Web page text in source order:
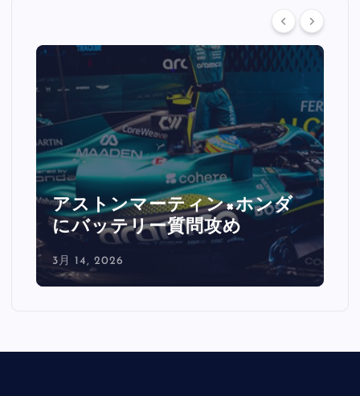
アストンマーティン×ホンダ
にバッテリー質問攻め
3月 14, 2026